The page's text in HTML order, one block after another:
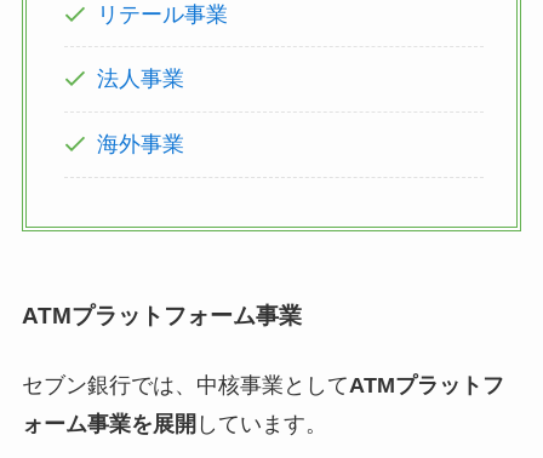
リテール事業
法人事業
海外事業
ATMプラットフォーム事業
セブン銀行では、中核事業としてATMプラットフ
ォーム事業を展開 しています。